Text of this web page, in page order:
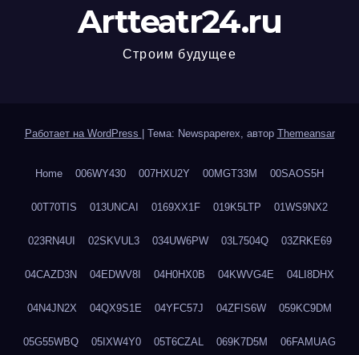
Artteatr24.ru
Строим будущее
Работает на WordPress Тема: Newspaperex, автор Themeansar
Home 006WY430 007HXU2Y 00MGT33M 00SAOS5H
00T70TIS 013UNCAI 0169XX1F 019K5LTP 01WS9NX2
023RN4UI 02SKVUL3 034UW6PW 03L7504Q 03ZRKE69
04CAZD3N 04EDWV8I 04H0HX0B 04KWVG4E 04LI8DHX
04N4JN2X 04QX9S1E 04YFC57J 04ZFIS6W 059KC9DM
05G55WBQ 05IXW4Y0 05T6CZAL 069K7D5M 06FAMUAG